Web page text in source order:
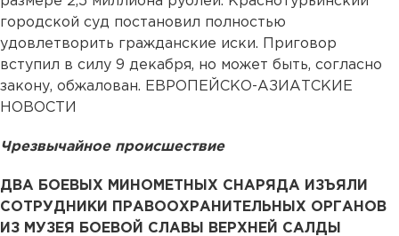
городской суд постановил полностью
удовлетворить гражданские иски. Приговор
вступил в силу 9 декабря, но может быть, согласно
закону, обжалован. ЕВРОПЕЙСКО-АЗИАТСКИЕ
НОВОСТИ
Чрезвычайное происшествие
ДВА БОЕВЫХ МИНОМЕТНЫХ СНАРЯДА ИЗЪЯЛИ
СОТРУДНИКИ ПРАВООХРАНИТЕЛЬНЫХ ОРГАНОВ
ИЗ МУЗЕЯ БОЕВОЙ СЛАВЫ ВЕРХНЕЙ САЛДЫ